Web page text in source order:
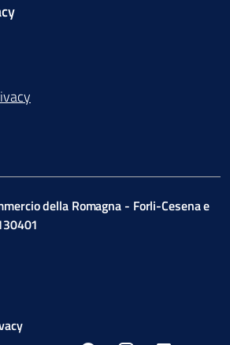
della Romagna - Forli-Cesena e